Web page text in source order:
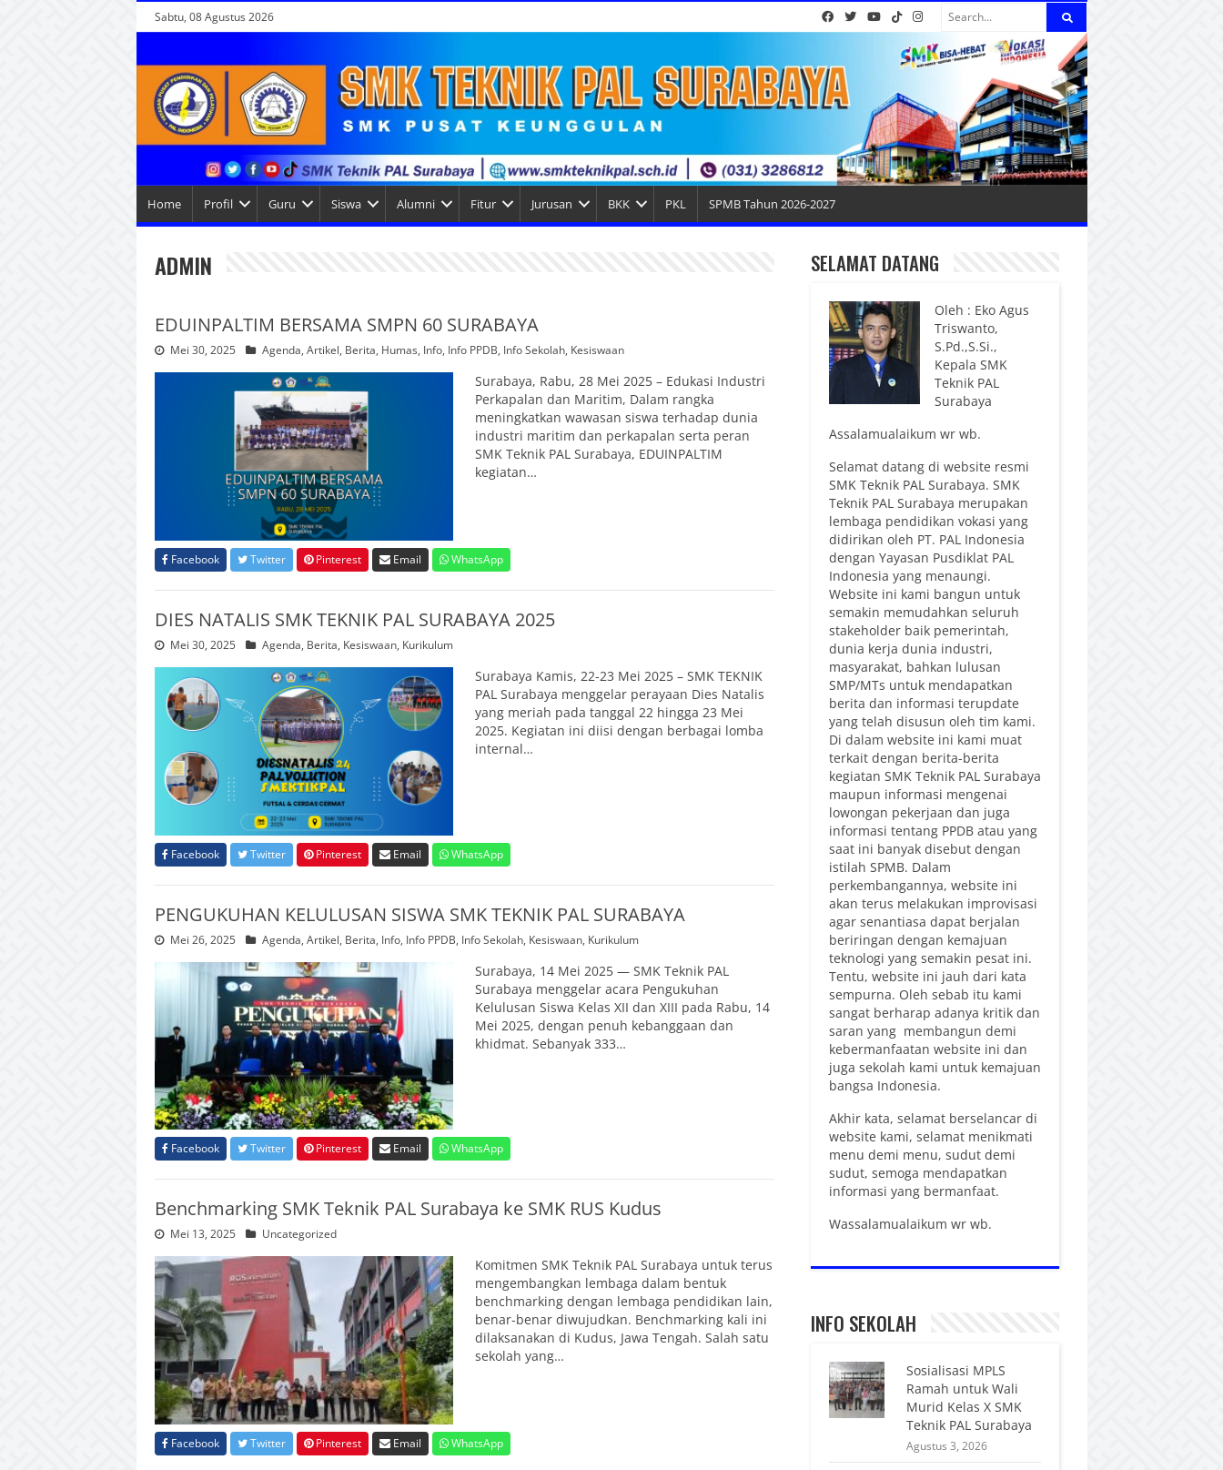
Sabtu, 08 Agustus 2026
Home Profil Guru Siswa Alumni Fitur Jurusan BKK PKL SPMB Tahun 2026-2027
ADMIN
EDUINPALTIM BERSAMA SMPN 60 SURABAYA
Mei 30, 2025 Agenda, Artikel, Berita, Humas, Info, Info PPDB, Info Sekolah, Kesiswaan
Surabaya, Rabu, 28 Mei 2025 – Edukasi Industri
Perkapalan dan Maritim, Dalam rangka
meningkatkan wawasan siswa terhadap dunia
industri maritim dan perkapalan serta peran
SMK Teknik PAL Surabaya, EDUINPALTIM
kegiatan…
Facebook Twitter Pinterest Email WhatsApp
DIES NATALIS SMK TEKNIK PAL SURABAYA 2025
Mei 30, 2025 Agenda, Berita, Kesiswaan, Kurikulum
Surabaya Kamis, 22-23 Mei 2025 – SMK TEKNIK
PAL Surabaya menggelar perayaan Dies Natalis
yang meriah pada tanggal 22 hingga 23 Mei
2025. Kegiatan ini diisi dengan berbagai lomba
internal…
Facebook Twitter Pinterest Email WhatsApp
PENGUKUHAN KELULUSAN SISWA SMK TEKNIK PAL SURABAYA
Mei 26, 2025 Agenda, Artikel, Berita, Info, Info PPDB, Info Sekolah, Kesiswaan, Kurikulum
Surabaya, 14 Mei 2025 — SMK Teknik PAL
Surabaya menggelar acara Pengukuhan
Kelulusan Siswa Kelas XII dan XIII pada Rabu, 14
Mei 2025, dengan penuh kebanggaan dan
khidmat. Sebanyak 333…
Facebook Twitter Pinterest Email WhatsApp
Benchmarking SMK Teknik PAL Surabaya ke SMK RUS Kudus
Mei 13, 2025 Uncategorized
Komitmen SMK Teknik PAL Surabaya untuk terus
mengembangkan lembaga dalam bentuk
benchmarking dengan lembaga pendidikan lain,
benar-benar diwujudkan. Benchmarking kali ini
dilaksanakan di Kudus, Jawa Tengah. Salah satu
sekolah yang…
Facebook Twitter Pinterest Email WhatsApp
SELAMAT DATANG
Oleh : Eko Agus
Triswanto,
S.Pd.,S.Si.,
Kepala SMK
Teknik PAL
Surabaya
Assalamualaikum wr wb.
Selamat datang di website resmi
SMK Teknik PAL Surabaya. SMK
Teknik PAL Surabaya merupakan
lembaga pendidikan vokasi yang
didirikan oleh PT. PAL Indonesia
dengan Yayasan Pusdiklat PAL
Indonesia yang menaungi.
Website ini kami bangun untuk
semakin memudahkan seluruh
stakeholder baik pemerintah,
dunia kerja dunia industri,
masyarakat, bahkan lulusan
SMP/MTs untuk mendapatkan
berita dan informasi terupdate
yang telah disusun oleh tim kami.
Di dalam website ini kami muat
terkait dengan berita-berita
kegiatan SMK Teknik PAL Surabaya
maupun informasi mengenai
lowongan pekerjaan dan juga
informasi tentang PPDB atau yang
saat ini banyak disebut dengan
istilah SPMB. Dalam
perkembangannya, website ini
akan terus melakukan improvisasi
agar senantiasa dapat berjalan
beriringan dengan kemajuan
teknologi yang semakin pesat ini.
Tentu, website ini jauh dari kata
sempurna. Oleh sebab itu kami
sangat berharap adanya kritik dan
saran yang membangun demi
kebermanfaatan website ini dan
juga sekolah kami untuk kemajuan
bangsa Indonesia.
Akhir kata, selamat berselancar di
website kami, selamat menikmati
menu demi menu, sudut demi
sudut, semoga mendapatkan
informasi yang bermanfaat.
Wassalamualaikum wr wb.
INFO SEKOLAH
Sosialisasi MPLS
Ramah untuk Wali
Murid Kelas X SMK
Teknik PAL Surabaya
Agustus 3, 2026